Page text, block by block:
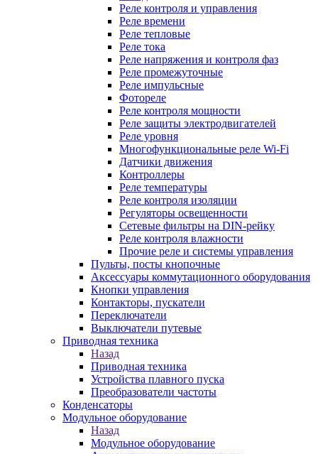
Реле контроля и управления
Реле времени
Реле тепловые
Реле тока
Реле напряжения и контроля фаз
Реле промежуточные
Реле импульсные
Фотореле
Реле контроля мощности
Реле защиты электродвигателей
Реле уровня
Многофункциональные реле Wi-Fi
Датчики движения
Контроллеры
Реле температуры
Реле контроля изоляции
Регуляторы освещенности
Сетевые фильтры на DIN-рейку
Реле контроля влажности
Прочие реле и системы управления
Пульты, посты кнопочные
Аксессуары коммутационного оборудования
Кнопки управления
Контакторы, пускатели
Переключатели
Выключатели путевые
Приводная техника
Назад
Приводная техника
Устройства плавного пуска
Преобразователи частоты
Конденсаторы
Модульное оборудование
Назад
Модульное оборудование